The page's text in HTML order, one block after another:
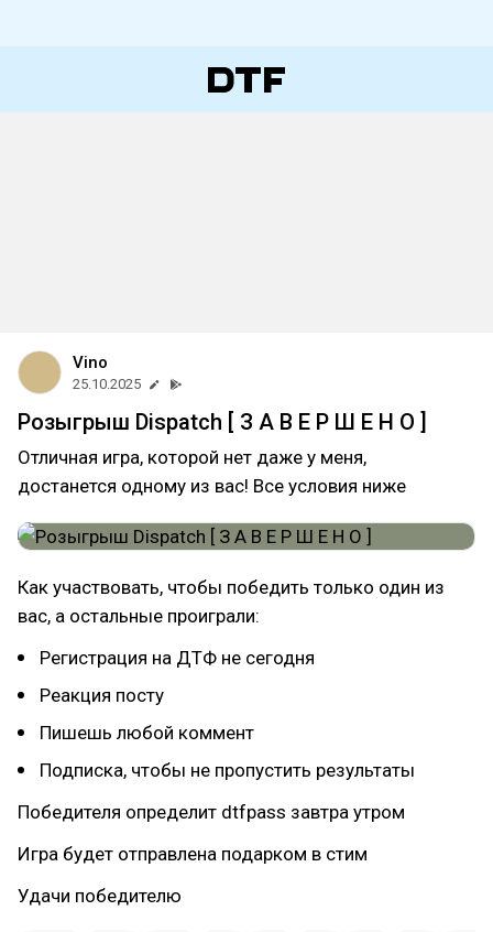
Vino
25.10.2025
Розыгрыш Dispatch [ З А В Е Р Ш Е Н О ]
Отличная игра, которой нет даже у меня,
достанется одному из вас! Все условия ниже
Как участвовать, чтобы победить только один из
вас, а остальные проиграли:
Регистрация на ДТФ не сегодня
Реакция посту
Пишешь любой коммент
Подписка, чтобы не пропустить результаты
Победителя определит dtfpass завтра утром
Игра будет отправлена подарком в стим
Удачи победителю